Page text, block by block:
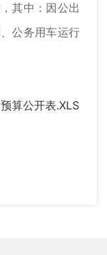
其中：因公出
公务用车运行
算公开表.XLS